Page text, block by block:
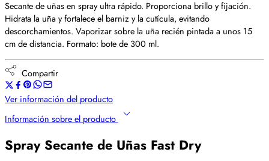
Secante de uñas en spray ultra rápido. Proporciona brillo y fijación.
Hidrata la uña y fortalece el barniz y la cutícula, evitando
descorchamientos. Vaporizar sobre la uña recién pintada a unos 15
cm de distancia. Formato: bote de 300 ml.
Compartir
Ver información del producto
Información sobre el producto
Spray Secante de Uñas Fast Dry